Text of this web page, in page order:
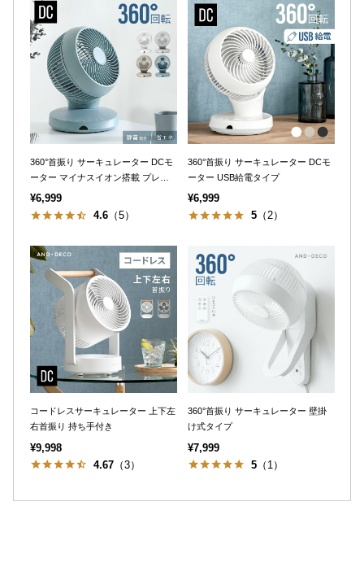
360°首振り サーキュレーター DCモ
ーター マイナスイオン搭載 プレミ
アムタイプ
¥6,999
4.6（5）
360°首振り サーキュレーター DCモ
ーター USB給電タイプ
¥6,999
5（2）
コードレスサーキュレーター 上下左
右首振り 持ち手付き
¥9,998
4.67（3）
360°首振り サーキュレーター 壁掛
け式タイプ
¥7,999
5（1）